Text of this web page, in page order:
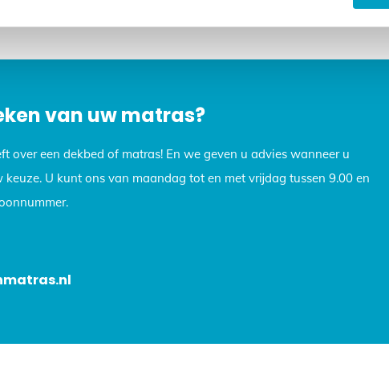
met ons op, we helpen u graag verder. Stuur een e-mail naar
van uw matras?
over een dekbed of matras! En we geven u advies wanneer u
U kunt ons van maandag tot en met vrijdag tussen 9.00 en